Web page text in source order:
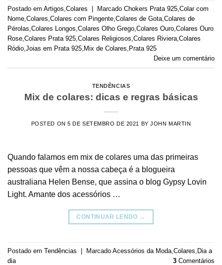
Postado em Artigos Colares Marcado Chokers Prata 925 Colar com
Nome Colares Colares com Pingente Colares de Gota Colares de
Pérolas Colares Longos Colares Olho Grego Colares Ouro Colares Ouro
Rose Colares Prata 925 Colares Religiosos Colares Riviera Colares
Ródio Joias em Prata 925 Mix de Colares Prata 925
Deixe um comentário
TENDÊNCIAS
Mix de colares: dicas e regras básicas
POSTED ON5 DE SETEMBRO DE 2021 BYJOHN MARTIN
Quando falamos em mix de colares uma das primeiras
pessoas que vêm a nossa cabeça é a blogueira
australiana Helen Bense, que assina o blog Gypsy Lovin
Light. Amante dos acessórios …
CONTINUAR LENDO →
Postado em Tendências | Marcado Acessórios da Moda Colares Dia a
dia
3 Comentários